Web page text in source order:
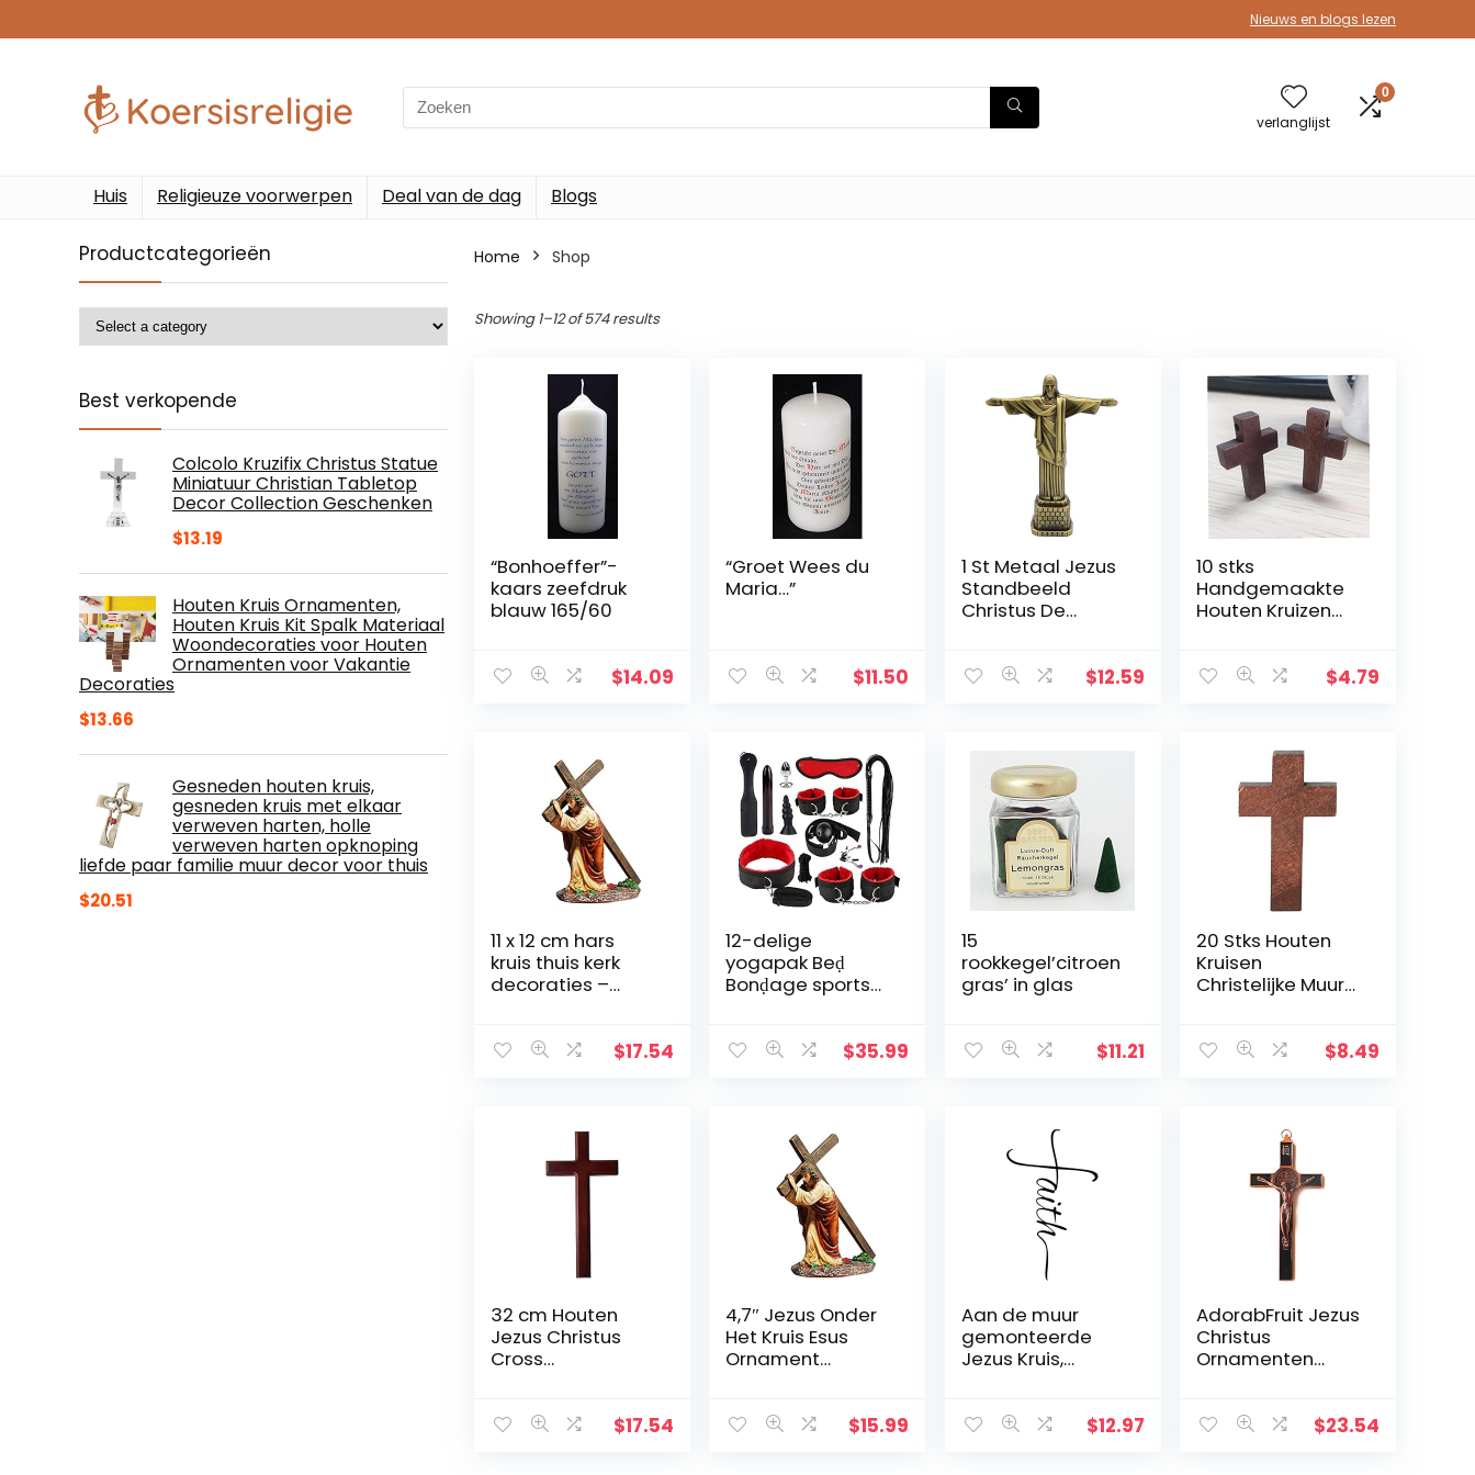
Nieuws en blogs lezen
Search
for:
verlanglijst
0
Huis Religieuze voorwerpen Deal van de dag Blogs
Productcategorieën
Best verkopende
Colcolo Kruzifix Christus Statue
Miniatuur Christian Tabletop
Decor Collection Geschenken
$13.19
Houten Kruis Ornamenten,
Houten Kruis Kit Spalk Materiaal
Woondecoraties voor Houten
Ornamenten voor Vakantie
Decoraties
$13.66
Gesneden houten kruis,
gesneden kruis met elkaar
verweven harten, holle
verweven harten opknoping
liefde paar familie muur decor voor thuis
$20.51
Home Shop
Showing 1–12 of 574 results
“Bonhoeffer”-
kaars zeefdruk
blauw 165/60
$14.09
“Groet Wees du
Maria…”
$11.50
1 St Metaal Jezus
Standbeeld
Christus De
Katholieke Gift
$12.59
10 stks
Handgemaakte
Houten Kruizen
Accessoires
$4.79
11 x 12 cm hars
kruis thuis kerk
decoraties –
decoratie – plank
vieringen
$17.54
12-delige
yogapak Beḍ
Bonḍage sportset
g
$35.99
15
rookkegel’citroen
gras’ in glas
$11.21
20 Stks Houten
Kruisen
Christelijke Muur
Religieuze Partij
$8.49
32 cm Houten
Jezus Christus
Cross
Gebed Opknoping
$17.54
4,7″ Jezus Onder
Het Kruis Esus
Ornament
Figuur Kerstmis
$15.99
Aan de muur
gemonteerde
Jezus Kruis,
decoratie
$12.97
AdorabFruit Jezus
Christus
Ornamenten
Huis
$23.54